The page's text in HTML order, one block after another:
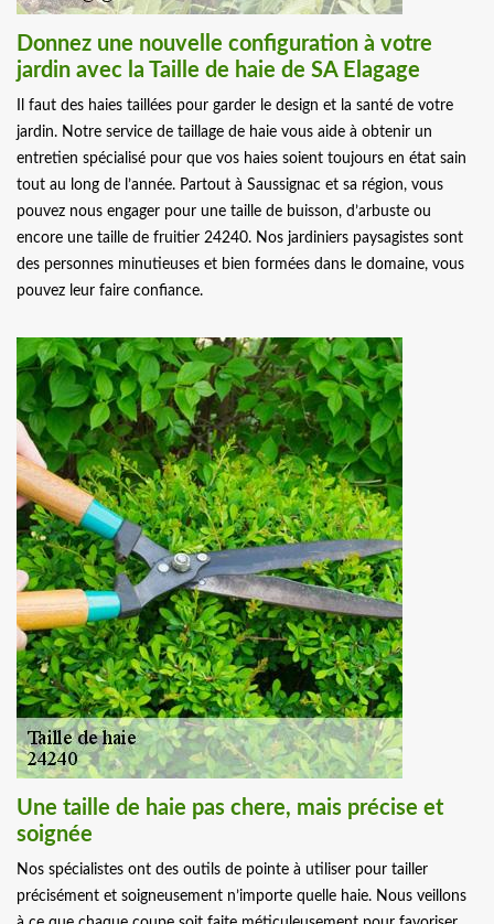
Donnez une nouvelle configuration à votre
jardin avec la Taille de haie de SA Elagage
Il faut des haies taillées pour garder le design et la santé de votre
jardin. Notre service de taillage de haie vous aide à obtenir un
entretien spécialisé pour que vos haies soient toujours en état sain
tout au long de l’année. Partout à Saussignac et sa région, vous
pouvez nous engager pour une taille de buisson, d’arbuste ou
encore une taille de fruitier 24240. Nos jardiniers paysagistes sont
des personnes minutieuses et bien formées dans le domaine, vous
pouvez leur faire confiance.
Une taille de haie pas chere, mais précise et
soignée
Nos spécialistes ont des outils de pointe à utiliser pour tailler
précisément et soigneusement n’importe quelle haie. Nous veillons